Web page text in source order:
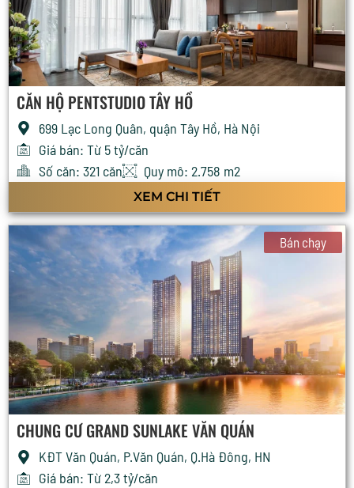
CĂN HỘ PENTSTUDIO TÂY HỒ
699 Lạc Long Quân, quận Tây Hồ, Hà Nội
Giá bán: Từ 5 tỷ/căn
Số căn: 321 căn
Quy mô: 2.758 m2
XEM CHI TIẾT
Bán chạy
CHUNG CƯ GRAND SUNLAKE VĂN QUÁN
KĐT Văn Quán, P.Văn Quán, Q.Hà Đông, HN
Giá bán: Từ 2,3 tỷ/căn